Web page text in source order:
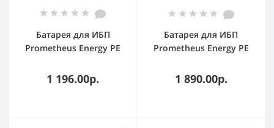
Батарея для ИБП
Prometheus Energy PE
1 196.00р.
Батарея для ИБП
Prometheus Energy PE
1 890.00р.